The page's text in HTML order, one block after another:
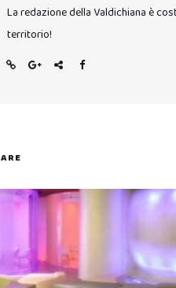
La redazione della Valdichiana è
territorio!